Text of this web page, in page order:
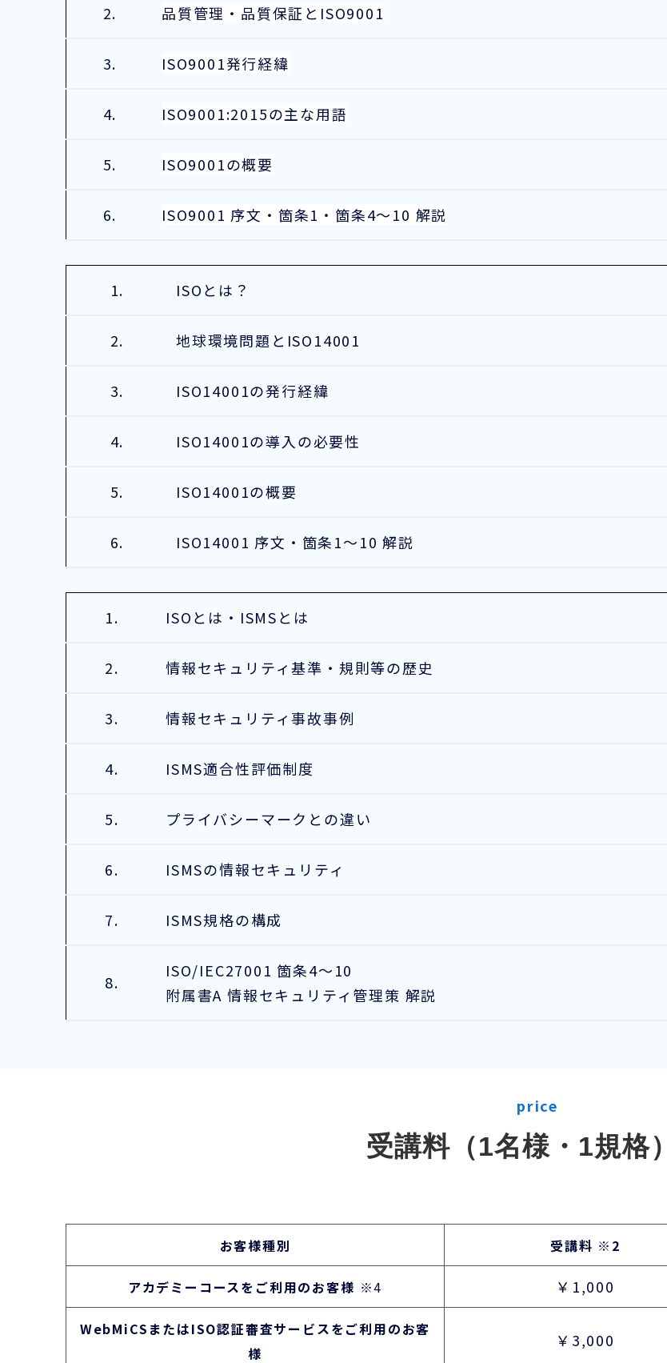
2. 品質管理・品質保証とISO9001
3. ISO9001発行経緯
4. ISO9001:2015の主な用語
5. ISO9001の概要
6. ISO9001 序文・箇条1・箇条4～10 解説
1. ISOとは？
2. 地球環境問題とISO14001
3. ISO14001の発行経緯
4. ISO14001の導入の必要性
5. ISO14001の概要
6. ISO14001 序文・箇条1～10 解説
1. ISOとは・ISMSとは
2. 情報セキュリティ基準・規則等の歴史
3. 情報セキュリティ事故事例
4. ISMS適合性評価制度
5. プライバシーマークとの違い
6. ISMSの情報セキュリティ
7. ISMS規格の構成
8.
ISO/IEC27001 箇条4～10
附属書A 情報セキュリティ管理策 解説
price
受講料（1名様・1規格）
お客様種別 受講料 ※2
アカデミーコースをご利用のお客様 ※4 ￥1,000
WebMiCSまたはISO認証審査サービスをご利用のお客
様
￥3,000